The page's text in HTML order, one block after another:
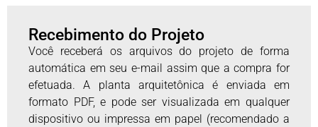
Recebimento do Projeto
Você receberá os arquivos do projeto de forma
automática em seu e-mail assim que a compra for
efetuada. A planta arquitetônica é enviada em
formato PDF, e pode ser visualizada em qualquer
dispositivo ou impressa em papel (recomendado a